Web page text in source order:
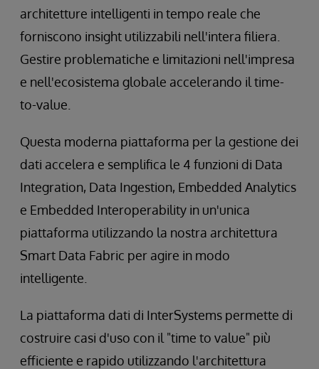
architetture intelligenti in tempo reale che
forniscono insight utilizzabili nell'intera filiera.
Gestire problematiche e limitazioni nell'impresa
e nell'ecosistema globale accelerando il time-
to-value.
Questa moderna piattaforma per la gestione dei
dati accelera e semplifica le 4 funzioni di Data
Integration, Data Ingestion, Embedded Analytics
e Embedded Interoperability in un'unica
piattaforma utilizzando la nostra architettura
Smart Data Fabric per agire in modo
intelligente.
La piattaforma dati di InterSystems permette di
costruire casi d'uso con il "time to value" più
efficiente e rapido utilizzando l'architettura